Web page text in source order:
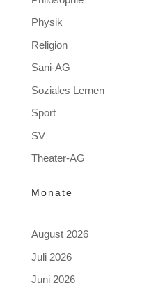
Physik
Religion
Sani-AG
Soziales Lernen
Sport
SV
Theater-AG
Monate
August 2026
Juli 2026
Juni 2026